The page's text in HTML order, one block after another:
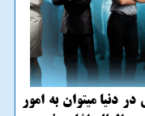
دنیا میتوان به امور